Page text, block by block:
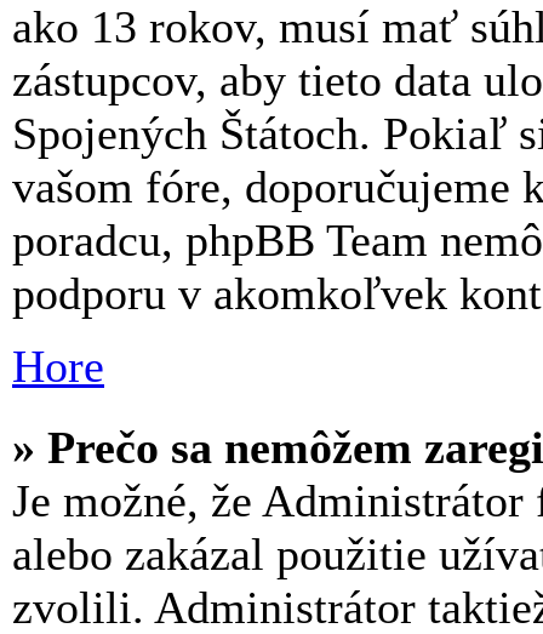
ako 13 rokov, musí mať
zástupcov, aby tieto data
Spojených Štátoch. Pokiaľ
vašom fóre, doporučujeme
poradcu, phpBB Team
podporu v akomkoľvek
Hore
» Prečo sa nemôžem
Je možné, že
alebo zakázal použitie
zvolili. Administrátor